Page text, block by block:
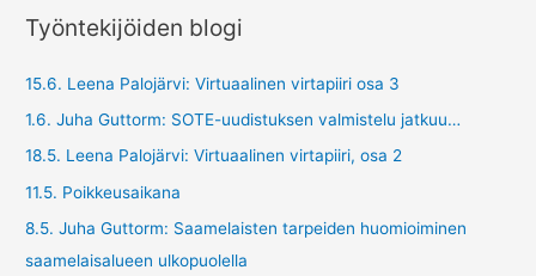
Työntekijöiden blogi
15.6. Leena Palojärvi: Virtuaalinen virtapiiri osa 3
1.6. Juha Guttorm: SOTE-uudistuksen valmistelu jatkuu…
18.5. Leena Palojärvi: Virtuaalinen virtapiiri, osa 2
11.5. Poikkeusaikana
8.5. Juha Guttorm: Saamelaisten tarpeiden huomioiminen
saamelaisalueen ulkopuolella